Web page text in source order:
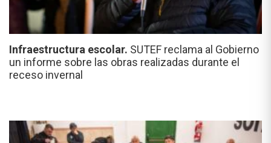
Infraestructura escolar. SUTEF reclama al Gobierno
un informe sobre las obras realizadas durante el
receso invernal